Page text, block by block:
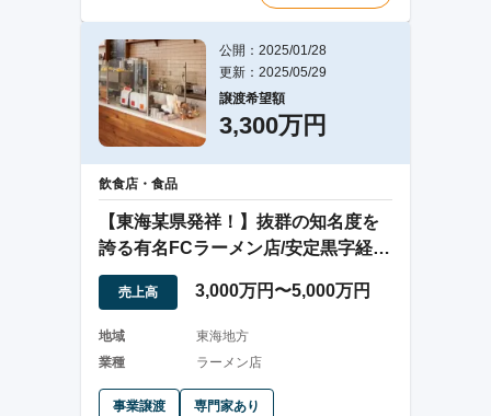
公開：2025/01/28
更新：2025/05/29
譲渡希望額
3,300万円
飲食店・食品
【東海某県発祥！】抜群の知名度を
誇る有名FCラーメン店/安定黒字経営
中！
売上高 3,000万円〜5,000万円
地域
東海地方
業種
ラーメン店
事業譲渡 専門家あり